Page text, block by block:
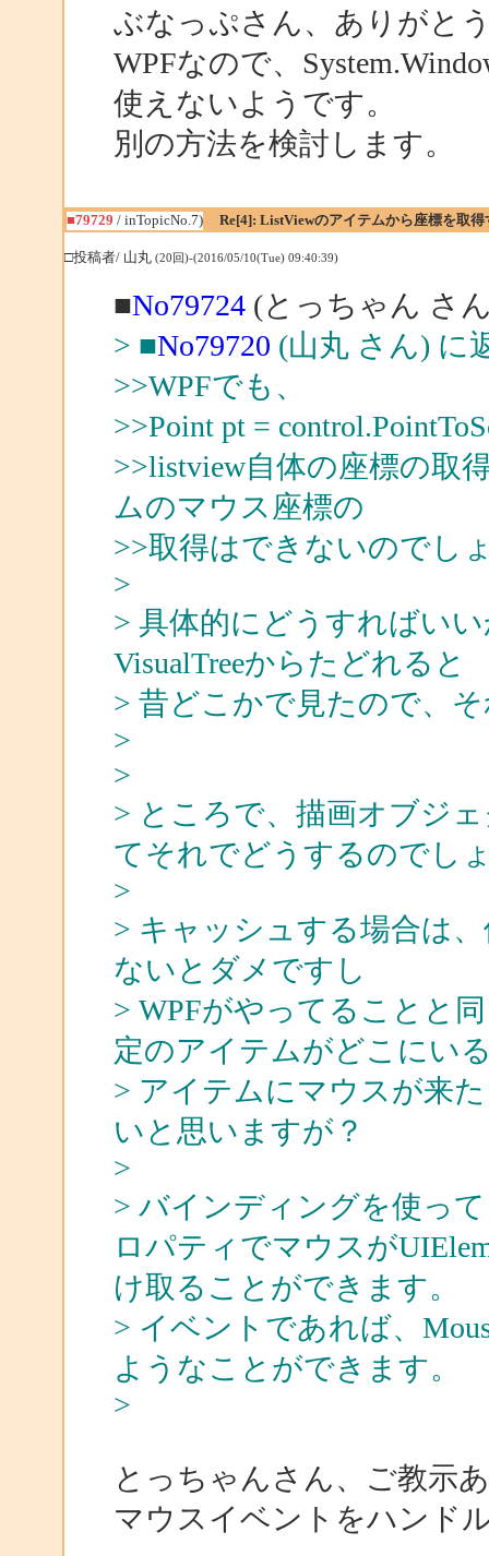
ぶなっぷさん、ありがと
WPFなので、
使えないようです。
別の方法を検討します。
■79729 / inTopicNo.7) Re[4]: ListViewのアイテムから座標を取得
□投稿者/ 山丸 (20回)-(2016/05/10(Tue) 09:40:39)
■No79724(とっちゃん さ
> ■No79720 (山丸 さん) に
>>WPFでも、
>>Point pt =
>>listview自体の座標の取
ムのマウス座標の
>>取得はできないのでし
>
> 具体的にどうすればい
VisualTreeからたどれると
> 昔どこかで見たので、
>
>
> ところで、描画オブジ
てそれでどうするのでし
>
> キャッシュする場合は
ないとダメですし
> WPFがやってることと
定のアイテムがどこにい
> アイテムにマウスが来
いと思いますが？
>
> バインディングを使っ
ロパティでマウスが
け取ることができます。
> イベントであれば、
ようなことができます。
>
とっちゃんさん、ご教示
マウスイベントをハンド